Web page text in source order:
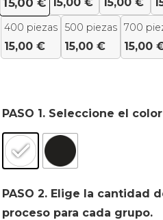
15,00€
400 piezas
15,00 €
500 piezas
15,00 €
700
15,00
PASO 1. Seleccione el
PASO 2. Elige la cantidad
proceso para cada grupo.